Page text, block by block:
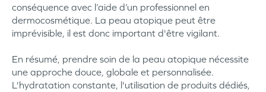
conséquence avec l’aide d’un professionnel en
dermocosmétique. La peau atopique peut être
imprévisible, il est donc important d'être vigilant.
En résumé, prendre soin de la peau atopique nécessite
une approche douce, globale et personnalisée.
L'hydratation constante, l'utilisation de produits dédiés,